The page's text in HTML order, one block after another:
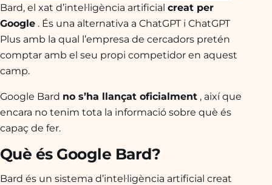
Bard, el xat d’intel·ligència artificial creat per
Google . És una alternativa a ChatGPT i ChatGPT
Plus amb la qual l’empresa de cercadors pretén
comptar amb el seu propi competidor en aquest
camp.
Google Bard no s’ha llançat oficialment , així que
encara no tenim tota la informació sobre què és
capaç de fer.
Què és Google Bard?
Bard és un sistema d’intel·ligència artificial creat